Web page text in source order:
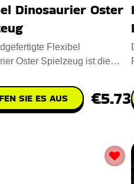
Dinosaurier Oster
Flexibel
Oster Spielzeug ist die
SIE ES AUS €5.73